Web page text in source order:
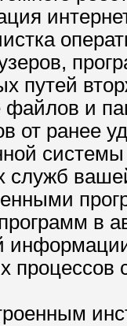
путей
файлов и
от ранее
служб
в